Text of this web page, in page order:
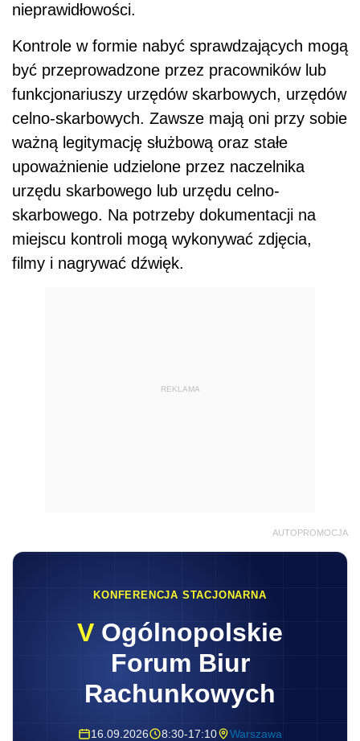
nieprawidłowości.
Kontrole w formie nabyć sprawdzających mogą
być przeprowadzone przez pracowników lub
funkcjonariuszy urzędów skarbowych, urzędów
celno-skarbowych. Zawsze mają oni przy sobie
ważną legitymację służbową oraz stałe
upoważnienie udzielone przez naczelnika
urzędu skarbowego lub urzędu celno-
skarbowego. Na potrzeby dokumentacji na
miejscu kontroli mogą wykonywać zdjęcia,
filmy i nagrywać dźwięk.
REKLAMA
AUTOPROMOCJA
KONFERENCJA STACJONARNA
V Ogólnopolskie
Forum Biur
Rachunkowych
16.09.2026 8:30-17:10 Warszawa